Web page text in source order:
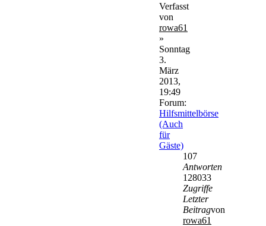
Verfasst
von
rowa61
»
Sonntag
3.
März
2013,
19:49
Forum:
Hilfsmittelbörse
(Auch
für
Gäste)
107
Antworten
128033
Zugriffe
Letzter
Beitragvon
rowa61